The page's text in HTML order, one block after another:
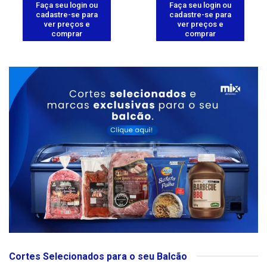
Faça seu login ou
cadastre-se para
ver preços e
comprar
Faça seu login ou
cadastre-se para
ver preços e
comprar
Cortes Selecionados para o seu Balcão